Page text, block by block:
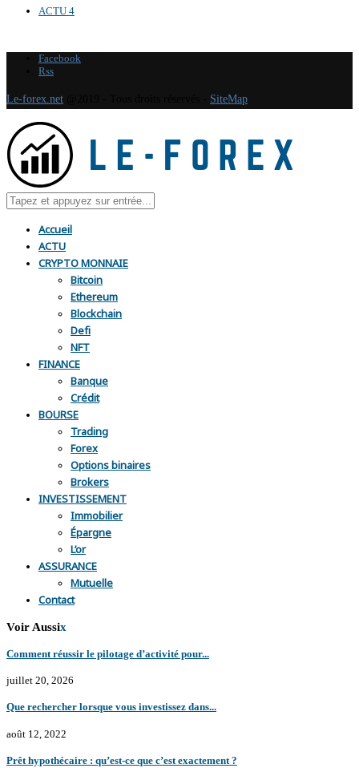
ACTU 4
Facebook
Rss
Le-forex.net SiteMap
Accueil
ACTU
CRYPTO MONNAIE
Bitcoin
Ethereum
Blockchain
Defi
NFT
FINANCE
Banque
Crédit
BOURSE
Trading
Forex
Options binaires
Brokers
INVESTISSEMENT
Immobilier
Épargne
L’or
ASSURANCE
Mutuelle
Contact
Voir Aussix
Comment réussir le pilotage d’activité pour...
juillet 20, 2026
Que rechercher lorsque vous investissez dans...
août 12, 2022
Prêt hypothécaire : qu’est-ce que c’est exactement ?